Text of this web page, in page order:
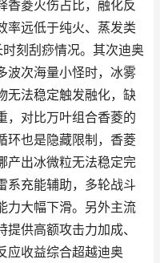
香菱火伤占比，融化反
率远低于纯火、蒸发类
刻刮痧情况。其次迪奥
波次海量小怪时，冰雾
无法稳定触发融化，缺
，对比万叶组合香菱的
环也是隐藏限制，香菱
产出冰微粒无法稳定完
系充能辅助，多轮战斗
力大幅下滑。另外主流
供高额攻击力加成、
应收益综合超越迪奥